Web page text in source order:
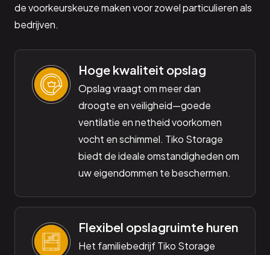
de voorkeurskeuze maken voor zowel particulieren als
bedrijven.
Hoge kwaliteit opslag
Opslag vraagt om meer dan
droogte en veiligheid—goede
ventilatie en netheid voorkomen
vocht en schimmel. Tiko Storage
biedt de ideale omstandigheden om
uw eigendommen te beschermen.
Flexibel opslagruimte huren
Het familiebedrijf Tiko Storage